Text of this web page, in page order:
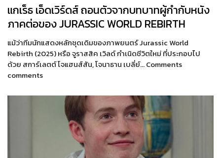
แกเร็ธ เอ็ดเวิร์ดส์ ถอนตัวจากบทบาทผู้กำกับหนัง
ภาคต่อของ JURASSIC WORLD REBIRTH
แม้ว่าทีมนักแสดงหลักชุดเดิมของภาพยนตร์ Jurassic World
Rebirth (2025) หรือ จูราสสิค เวิลด์ กำเนิดชีวิตใหม่ ที่ประกอบไป
ด้วย สการ์เลตต์ โจแฮนส์สัน, โจนาธาน เบลี่ย์… Comments
comments